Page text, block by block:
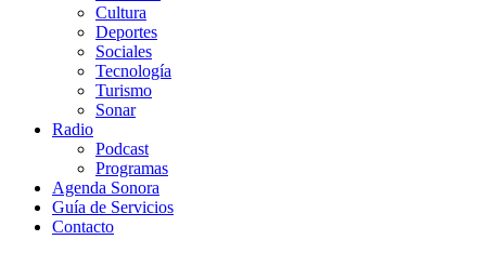
Cultura
Deportes
Sociales
Tecnología
Turismo
Sonar
Radio
Podcast
Programas
Agenda Sonora
Guía de Servicios
Contacto